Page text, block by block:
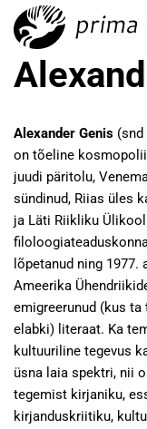
Alexander Genis (snd
on tõeline
juudi päritolu,
sündinud, Riias üles
ja Läti Riikliku
lõpetanud ning 1977.
Ameerika
emigreerunud (kus ta
elabki) literaat. Ka
kultuuriline tegevus
üsna laia spektri, nii
tegemist kirjaniku,
kirjanduskriitiku,